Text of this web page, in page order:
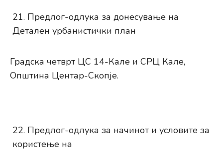
Предлог-одлука за донесување на
Детален урбанистички план
Градска четврт ЦС 14-Кале и СРЦ Кале,
Општина Центар-Скопје.
Предлог-одлука за начинот и условите за
користење на